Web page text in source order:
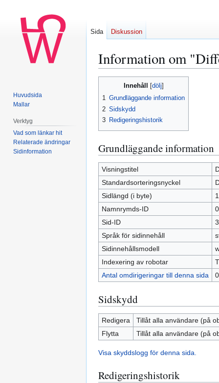
Information om
Innehåll
1 Grundläggande information
2 Sidskydd
3 Redigeringshistorik
Grundläggande information
Visningstitel
Standardsorteringsnyckel
Sidlängd (i byte)
Namnrymds-ID
0
Sid-ID
Språk för sidinnehåll
Sidinnehållsmodell
Indexering av robotar
Antal omdirigeringar till denna sida
0
Sidskydd
Redigera
Tillåt alla användare (på
Flytta
Tillåt alla användare (på
Visa skyddslogg för denna sida.
Redigeringshistorik
Sida Diskussion
Huvudsida
Mallar
Verktyg
Vad som länkar hit
Relaterade ändringar
Sidinformation